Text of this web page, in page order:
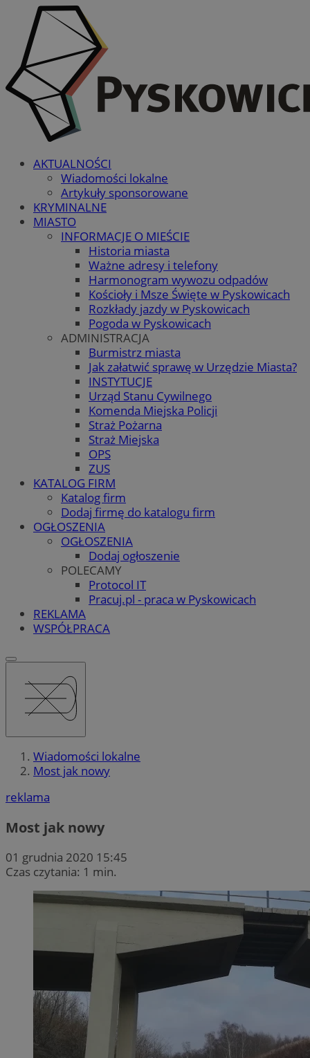
AKTUALNOŚCI
Wiadomości lokalne
Artykuły sponsorowane
KRYMINALNE
MIASTO
INFORMACJE O MIEŚCIE
Historia miasta
Ważne adresy i telefony
Harmonogram wywozu odpadów
Kościoły i Msze Święte w Pyskowicach
Rozkłady jazdy w Pyskowicach
Pogoda w Pyskowicach
ADMINISTRACJA
Burmistrz miasta
Jak załatwić sprawę w Urzędzie Miasta?
INSTYTUCJE
Urząd Stanu Cywilnego
Komenda Miejska Policji
Straż Pożarna
Straż Miejska
OPS
ZUS
KATALOG FIRM
Katalog firm
Dodaj firmę do katalogu firm
OGŁOSZENIA
OGŁOSZENIA
Dodaj ogłoszenie
POLECAMY
Protocol IT
Pracuj.pl - praca w Pyskowicach
REKLAMA
WSPÓŁPRACA
Wiadomości lokalne
Most jak nowy
reklama
Most jak nowy
01 grudnia 2020 15:45
Czas czytania: 1 min.